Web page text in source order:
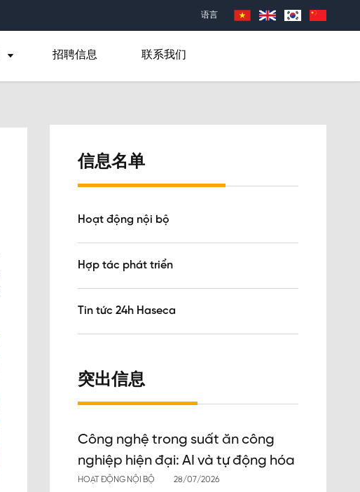
语言
招聘信息 联系我们
信息名单
Hoạt động nội bộ
Hợp tác phát triển
Tin tức 24h Haseca
突出信息
Công nghệ trong suất ăn công
nghiệp hiện đại: AI và tự động hóa
HOẠT ĐỘNG NỘI BỘ 28/07/2026